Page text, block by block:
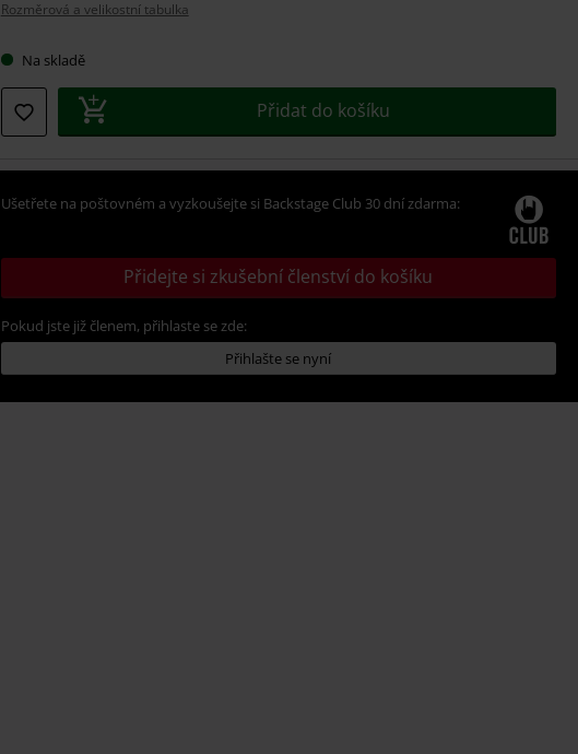
velikost
Rozměrová a velikostní tabulka
Na skladě
Přidat do košíku
Ušetřete na poštovném a vyzkoušejte si Backstage Club 30 dní zdarma:
Přidejte si zkušební členství do košíku
Pokud jste již členem, přihlaste se zde:
Přihlašte se nyní